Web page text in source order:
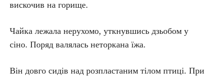
вискочив на горище.
Чайка лежала нерухомо, уткнувшись дзьобом у
сіно. Поряд валялась неторкана їжа.
Він довго сидів над розпластаним тілом птиці. При